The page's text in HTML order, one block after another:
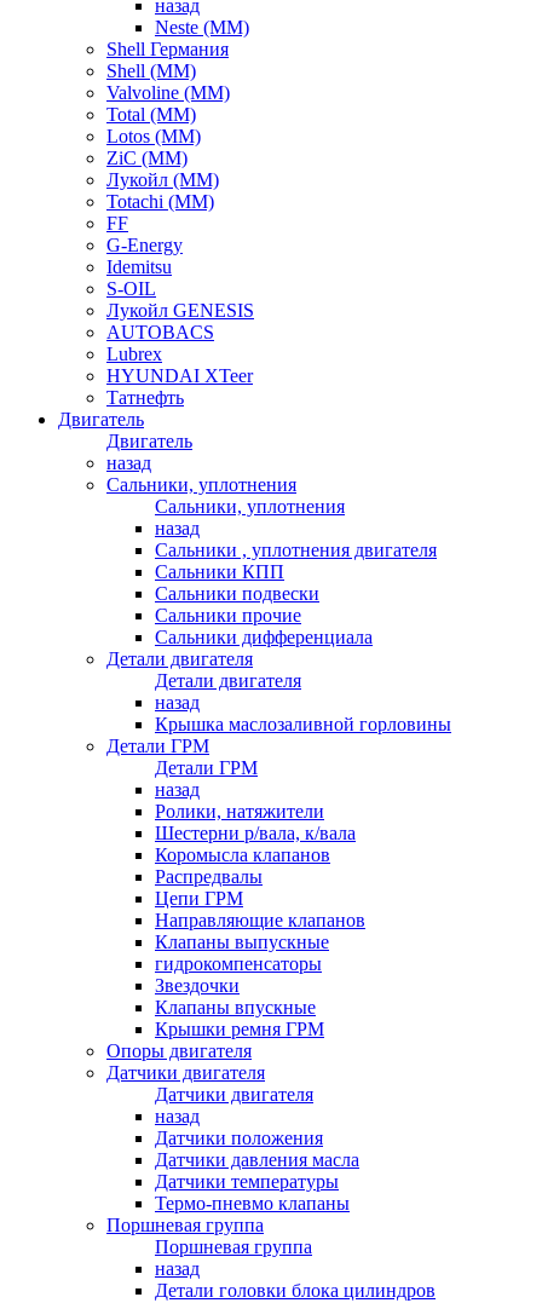
назад
Neste (ММ)
Shell Германия
Shell (ММ)
Valvoline (ММ)
Total (ММ)
Lotos (ММ)
ZiC (ММ)
Лукойл (ММ)
Totachi (MM)
FF
G-Energy
Idemitsu
S-OIL
Лукойл GENESIS
AUTOBACS
Lubrex
HYUNDAI XTeer
Татнефть
Двигатель
Двигатель
назад
Сальники, уплотнения
Сальники, уплотнения
назад
Сальники , уплотнения двигателя
Сальники КПП
Сальники подвески
Сальники прочие
Сальники дифференциала
Детали двигателя
Детали двигателя
назад
Крышка маслозаливной горловины
Детали ГРМ
Детали ГРМ
назад
Ролики, натяжители
Шестерни р/вала, к/вала
Коромысла клапанов
Распредвалы
Цепи ГРМ
Направляющие клапанов
Клапаны выпускные
гидрокомпенсаторы
Звездочки
Клапаны впускные
Крышки ремня ГРМ
Опоры двигателя
Датчики двигателя
Датчики двигателя
назад
Датчики положения
Датчики давления масла
Датчики температуры
Термо-пневмо клапаны
Поршневая группа
Поршневая группа
назад
Детали головки блока цилиндров